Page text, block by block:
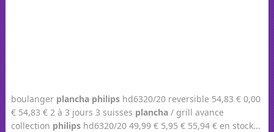
boulanger plancha philipshd6320/20 reversible 54,83 € 0,00
€ 54,83 € 2 à 3 jours 3 suisses plancha/ grill avance
collection philipshd6320/20 49,99 € 5,95 € 55,94 € en stock...